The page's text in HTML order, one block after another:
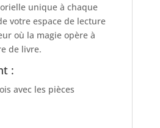
unique à chaque
votre espace de lecture
où la magie opère à
de livre.
:
avec les pièces